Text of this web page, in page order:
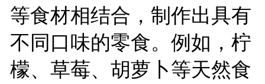
等食材相结合，制作出具有
不同口味的零食。例如，柠
檬、草莓、胡萝卜等天然食